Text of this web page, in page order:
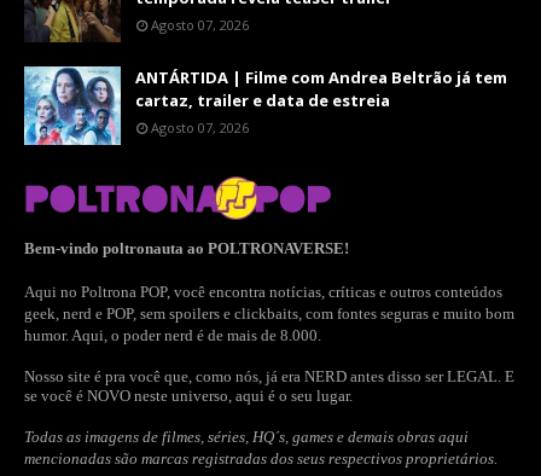
Agosto 07, 2026
ANTÁRTIDA | Filme com Andrea Beltrão já tem
cartaz, trailer e data de estreia
Agosto 07, 2026
Bem-vindo poltronauta ao POLTRONAVERSE!
Aqui no Poltrona POP, você encontra notícias, críticas e outros conteúdos
geek, nerd e POP, sem spoilers e clickbaits, com fontes seguras e muito bom
humor. Aqui, o poder nerd é de mais de 8.000.
Nosso site é pra você que, como nós, já era NERD antes disso ser LEGAL. E
se você é NOVO neste universo, aqui é o seu lugar.
Todas as imagens de filmes, séries, HQ´s, games e demais obras aqui
mencionadas são marcas registradas dos seus respectivos proprietários.